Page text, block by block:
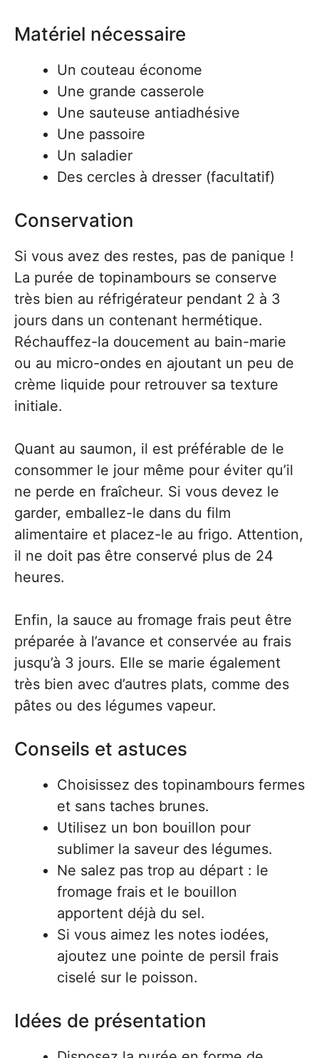
Matériel nécessaire
Un couteau économe
Une grande casserole
Une sauteuse antiadhésive
Une passoire
Un saladier
Des cercles à dresser (facultatif)
Conservation
Si vous avez des restes, pas de panique !
La purée de topinambours se conserve
très bien au réfrigérateur pendant 2 à 3
jours dans un contenant hermétique.
Réchauffez-la doucement au bain-marie
ou au micro-ondes en ajoutant un peu de
crème liquide pour retrouver sa texture
initiale.
Quant au saumon, il est préférable de le
consommer le jour même pour éviter qu’il
ne perde en fraîcheur. Si vous devez le
garder, emballez-le dans du film
alimentaire et placez-le au frigo. Attention,
il ne doit pas être conservé plus de 24
heures.
Enfin, la sauce au fromage frais peut être
préparée à l’avance et conservée au frais
jusqu’à 3 jours. Elle se marie également
très bien avec d’autres plats, comme des
pâtes ou des légumes vapeur.
Conseils et astuces
Choisissez des topinambours fermes
et sans taches brunes.
Utilisez un bon bouillon pour
sublimer la saveur des légumes.
Ne salez pas trop au départ : le
fromage frais et le bouillon
apportent déjà du sel.
Si vous aimez les notes iodées,
ajoutez une pointe de persil frais
ciselé sur le poisson.
Idées de présentation